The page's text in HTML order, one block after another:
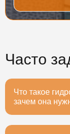
Часто
Что такое
зачем она